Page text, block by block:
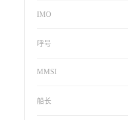
IMO
呼号
MMSI
船长